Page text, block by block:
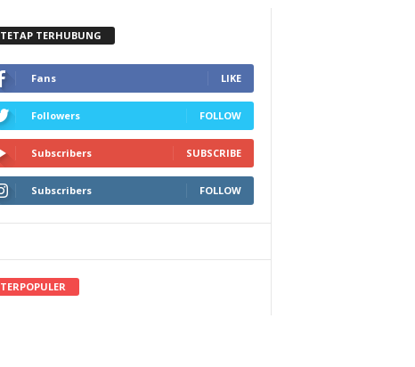
TETAP TERHUBUNG
Fans LIKE
Followers FOLLOW
Subscribers SUBSCRIBE
Subscribers FOLLOW